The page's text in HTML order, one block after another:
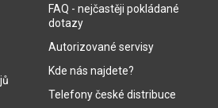
FAQ - nejčastěji pokládané
dotazy
Autorizované servisy
Kde nás najdete?
Telefony české distribuce